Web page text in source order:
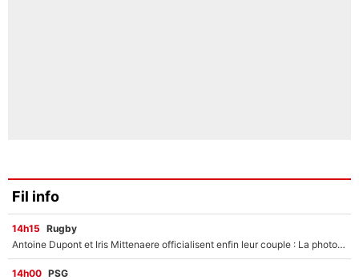
Fil info
14h15 Rugby
Antoine Dupont et Iris Mittenaere officialisent enfin leur couple : La photo qui enflamme les réseaux sociaux
14h00 PSG